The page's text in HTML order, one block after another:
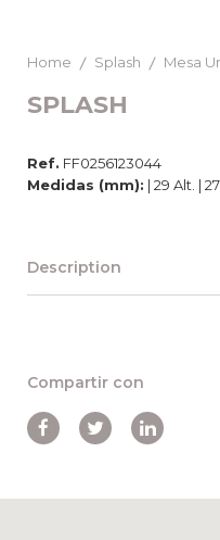
Home Splash Mesa
SPLASH
Ref. FF0256123044
Medidas (mm): | 29 Alt. |
Description
Compartir con